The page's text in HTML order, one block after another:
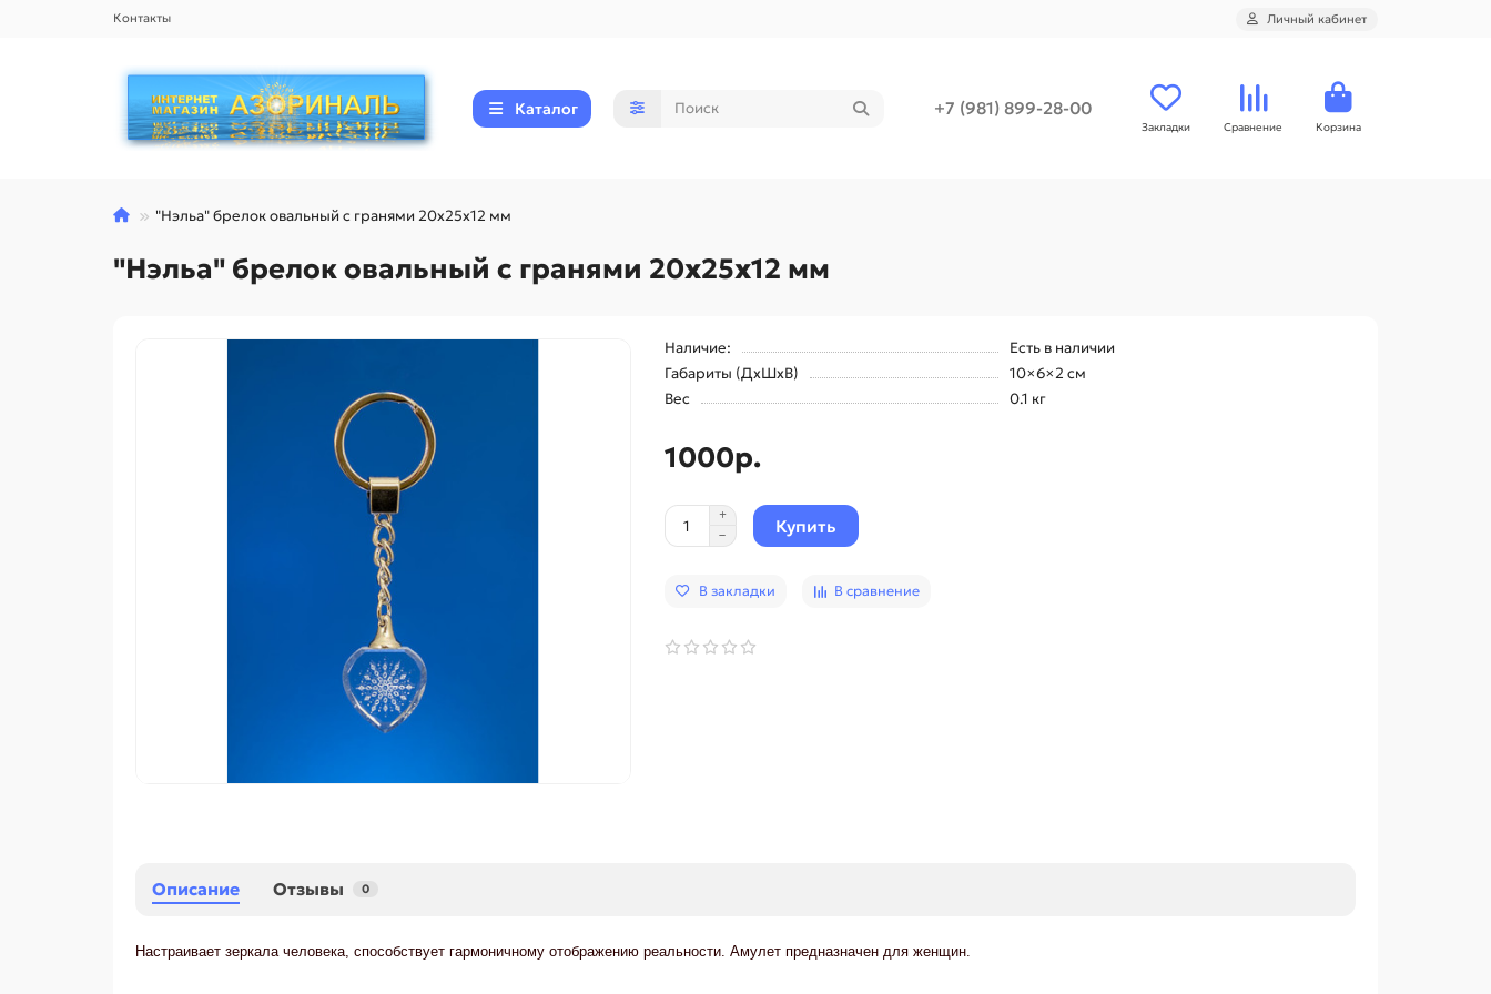
Контакты Личный кабинет
Каталог +7 (981) 899-28-00
Закладки Сравнение Корзина
"Нэльа" брелок овальный с гранями 20х25х12 мм
"Нэльа" брелок овальный с гранями 20х25х12 мм
Наличие:
Есть в наличии
Габариты (ДхШхВ)
10×6×2 см
Вес
0.1 кг
1000р.
Купить
В закладки В сравнение
Описание Отзывы 0
Настраивает зеркала человека, способствует гармоничному отображению реальности. Амулет предназначен для женщин.